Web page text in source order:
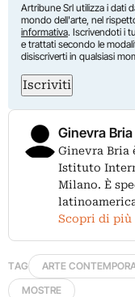
Artribune Srl utilizza i dati
mondo dell'arte, nel
informativa. Iscrivendoti i
e trattati secondo le
disiscriverti in qualsiasi
Iscriviti
Ginevra Bria
Ginevra Bria
Istituto
Milano. È
Scopri di più
TAG ARTE
MOSTRE